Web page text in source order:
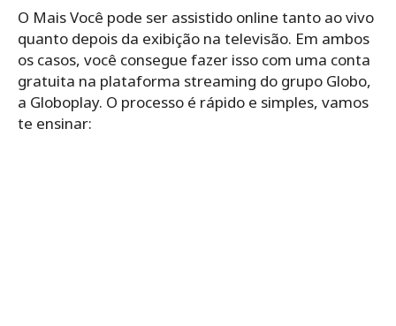
O Mais Você pode ser assistido online tanto ao vivo
quanto depois da exibição na televisão. Em ambos
os casos, você consegue fazer isso com uma conta
gratuita na plataforma streaming do grupo Globo,
a Globoplay. O processo é rápido e simples, vamos
te ensinar: